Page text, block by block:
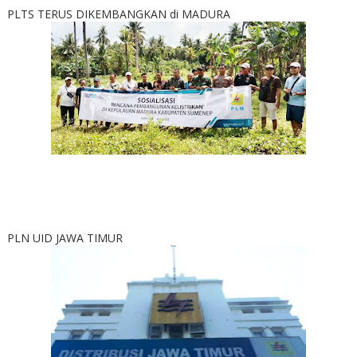
PLTS TERUS DIKEMBANGKAN di MADURA
PLN UID JAWA TIMUR